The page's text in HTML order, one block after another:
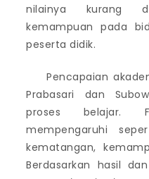
nilainya kurang
kemampuan pada
peserta didik.
Pencapaian
Prabasari dan
proses belajar.
mempengaruhi
kematangan,
Berdasarkan hasil